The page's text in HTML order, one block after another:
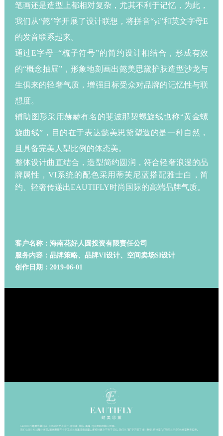
笔画还是造型上都相对复杂，尤其不利于记忆，为此，
我们从“懿”字开展了设计联想，将拼音“yì”和英文字母E
的发音联系起来。
通过E字母+“梳子符号”的简约设计相结合，形成有效
的“概念抽屉”，形象地刻画出懿美思黛护肤造型沙龙与
生俱来的轻奢气质，增强目标受众对品牌的记忆性与联
想度。
辅助图形采用赫赫有名的斐波那契螺旋线也称“黄金螺
旋曲线”，目的在于表达懿美思黛塑造的是一种自然，
且具备完美人型比例的体态美。
整体设计曲直结合，造型简约圆润，符合轻奢浪漫的品
牌属性，VI系统的配色采用蒂芙尼蓝搭配雅士白，简
约、轻奢传递出EAUTIFLY时尚国际的高端品牌气质。
客户名称：海南花好人圆投资有限责任公司
服务内容：品牌策略、品牌VI设计、空间卖场SI设计
创作日期：2019-06-01